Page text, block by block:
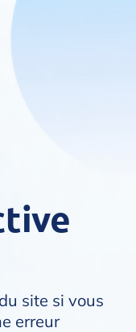
site si vous
erreur